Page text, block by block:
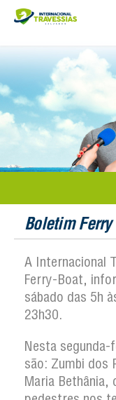
Boletim
A Internacional
Ferry-Boat,
sábado das 5h
23h30.
Nesta
são: Zumbi dos
Maria Bethânia,